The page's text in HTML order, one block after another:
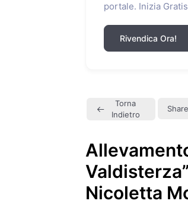
portale. Inizia
Rivendica Ora!
Torna
Indietro
Share
Nicoletta